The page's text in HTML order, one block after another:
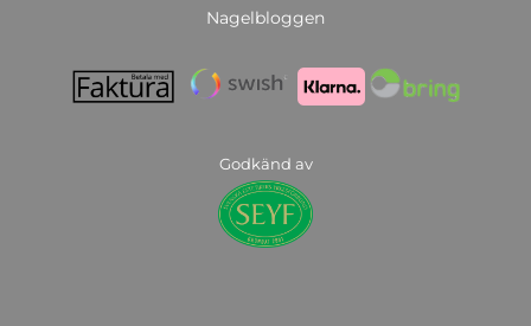
Nagelbloggen
Godkänd av